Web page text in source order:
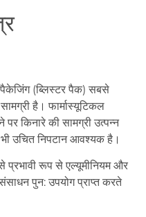
पैकेजिंग (ब्लिस्टर पैक) सबसे
है। फार्मास्यूटिकल
पर किनारे की सामग्री उत्पन्न
उचित निपटान आवश्यक है।
प्रभावी रूप से एल्यूमीनियम और
पुन: उपयोग प्राप्त करते